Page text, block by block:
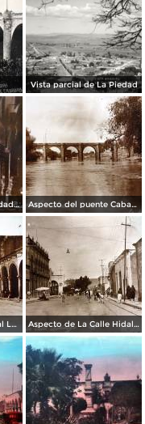
Vista parcial de La Piedad
Portal Abasolo La Piedad, Michoacán. Aspecto del puente Cabadas y lavanderas en la orilla del rio La Piedad, Michoacán.
Portal Y plaza principal La Piedad, Michoacán. Aspecto de La Calle Hidalgo La Piedad, Michoacán .